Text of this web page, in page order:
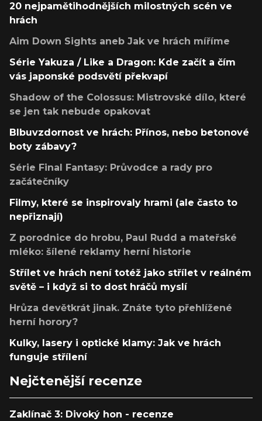
20 nejpamětihodnějších milostných scén ve
hrách
Aim Down Sights aneb Jak ve hrách míříme
Série Yakuza / Like a Dragon: Kde začít a čím
vás japonské podsvětí překvapí
Shadow of the Colossus: Mistrovské dílo, které
se jen tak nebude opakovat
Blbuvzdornost ve hrách: Přínos, nebo betonové
boty zábavy?
Série Final Fantasy: Průvodce a rady pro
začátečníky
Filmy, které se inspirovaly hrami (ale často to
nepřiznají)
Z porodnice do hrobu, Paul Rudd a mateřské
mléko: šílené reklamy herní historie
Střílet ve hrách není totéž jako střílet v reálném
světě – i když si to dost hráčů myslí
Hrůza devětkrát jinak. Znáte tyto přehlížené
herní horory?
Kulky, lasery i optické klamy: Jak ve hrách
funguje střílení
Nejčtenější recenze
Zaklínač 3: Divoký hon - recenze